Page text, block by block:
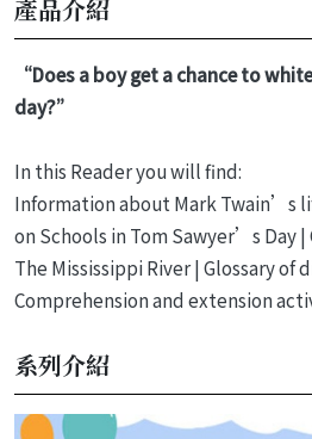
產品介紹
“Does a boy get a chance to
day?”
In this Reader you will find:
Information about Mark Twain’s
on Schools in Tom Sawyer’s Day |
The Mississippi River | Glossary of
Comprehension and extension
系列介紹